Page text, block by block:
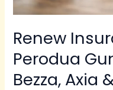
Renew
Perodua
Bezza, Axia
&